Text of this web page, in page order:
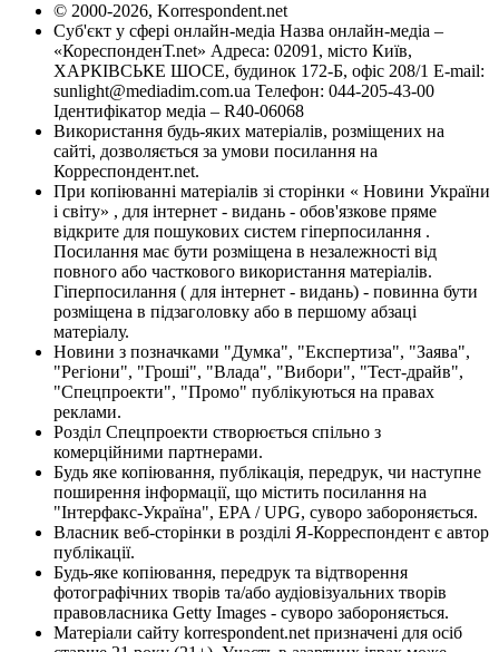
© 2000-2026, Korrespondent.net
Суб'єкт у сфері онлайн-медіа Назва онлайн-медіа –
«КореспонденТ.net» Адреса: 02091, місто Київ,
ХАРКІВСЬКЕ ШОСЕ, будинок 172-Б, офіс 208/1 E-mail:
sunlight@mediadim.com.ua Телефон: 044-205-43-00
Ідентифікатор медіа – R40-06068
Використання будь-яких матеріалів, розміщених на
сайті, дозволяється за умови посилання на
Корреспондент.net.
При копіюванні матеріалів зі сторінки « Новини України
і світу» , для інтернет - видань - обов'язкове пряме
відкрите для пошукових систем гіперпосилання .
Посилання має бути розміщена в незалежності від
повного або часткового використання матеріалів.
Гіперпосилання ( для інтернет - видань) - повинна бути
розміщена в підзаголовку або в першому абзаці
матеріалу.
Новини з позначками "Думка", "Експертиза", "Заява",
"Регіони", "Гроші", "Влада", "Вибори", "Тест-драйв",
"Спецпроекти", "Промо" публікуються на правах
реклами.
Розділ Спецпроекти створюється спільно з
комерційними партнерами.
Будь яке копіювання, публікація, передрук, чи наступне
поширення інформації, що містить посилання на
"Інтерфакс-Україна", EPA / UPG, суворо забороняється.
Власник веб-сторінки в розділі Я-Корреспондент є автор
публікації.
Будь-яке копіювання, передрук та відтворення
фотографічних творів та/або аудіовізуальних творів
правовласника Getty Images - суворо забороняється.
Матеріали сайту korrespondent.net призначені для осіб